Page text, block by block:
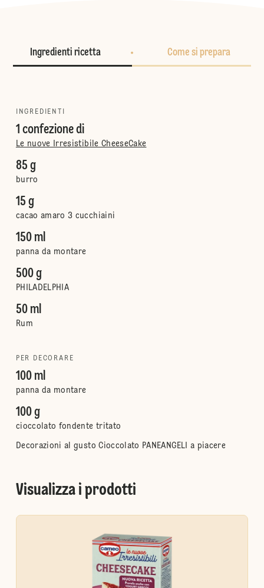
Ingredienti ricetta Come si prepara
INGREDIENTI
1 confezione di
Le nuove Irresistibile CheeseCake
85 g
burro
15 g
cacao amaro 3 cucchiaini
150 ml
panna da montare
500 g
PHILADELPHIA
50 ml
Rum
PER DECORARE
100 ml
panna da montare
100 g
cioccolato fondente tritato
Decorazioni al gusto Cioccolato PANEANGELI a piacere
Visualizza i prodotti